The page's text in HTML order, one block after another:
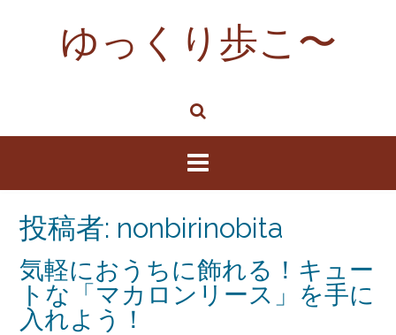
ゆっくり歩こ〜
投稿者: nonbirinobita
気軽におうちに飾れる！キュー
トな「マカロンリース」を手に
入れよう！